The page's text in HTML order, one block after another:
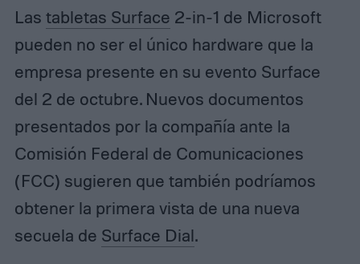
Las tabletas Surface 2-in-1 de Microsoft
pueden no ser el único hardware que la
empresa presente en su evento Surface
del 2 de octubre. Nuevos documentos
presentados por la compañía ante la
Comisión Federal de Comunicaciones
(FCC) sugieren que también podríamos
obtener la primera vista de una nueva
secuela de Surface Dial.